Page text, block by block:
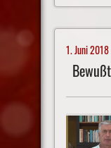
1. Juni 2018